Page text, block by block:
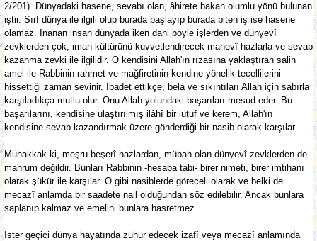
2/201). Dünyadaki hasene, sevabı olan, âhirete bakan olumlu yönü bulunan
iştir. Sırf dünya ile ilgili olup burada başlayıp burada biten iş ise hasene
olamaz. İnanan insan dünyada iken dahi böyle işlerden ve dünyevî
zevklerden çok, iman kültürünü kuvvetlendirecek manevî hazlarla ve sevab
kazanma zevki ile ilgilidir. O kendisini Allah'ın rızasına yaklaştıran salih
amel ile Rabbinin rahmet ve mağfiretinin kendine yönelik tecellilerini
hissettiği zaman sevinir. İbadet ettikçe, bela ve sıkıntıları Allah için sabırla
karşıladıkça mutlu olur. Onu Allah yolundaki başarıları mesud eder. Bu
başarılarını, kendisine ulaştırılmış ilâhî bir lütuf ve kerem, Allah'ın
kendisine sevab kazandırmak üzere gönderdiği bir nasib olarak karşılar.
Muhakkak ki, meşru beşerî hazlardan, mübah olan dünyevî zevklerden de
mahrum değildir. Bunları Rabbinin -hesaba tabi- birer nimeti, birer imtihanı
olarak şükür ile karşılar. O gibi nasiblerde göreceli olarak ve belki de
mecazî anlamda bir saadete nail olduğundan söz edilebilir. Ancak bunlara
saplanıp kalmaz ve emelini bunlara hasretmez.
İster geçici dünya hayatında zuhur edecek izafî veya mecazî anlamında